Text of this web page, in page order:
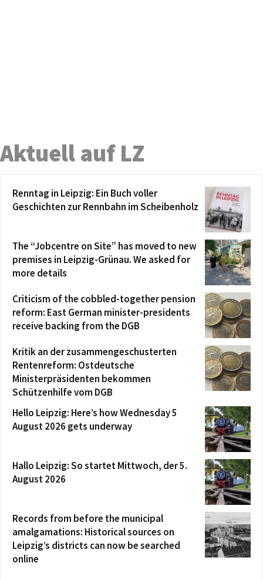
Aktuell auf LZ
Renntag in Leipzig: Ein Buch voller
Geschichten zur Rennbahn im Scheibenholz
The “Jobcentre on Site” has moved to new
premises in Leipzig-Grünau. We asked for
more details
Criticism of the cobbled-together pension
reform: East German minister-presidents
receive backing from the DGB
Kritik an der zusammengeschusterten
Rentenreform: Ostdeutsche
Ministerpräsidenten bekommen
Schützenhilfe vom DGB
Hello Leipzig: Here’s how Wednesday 5
August 2026 gets underway
Hallo Leipzig: So startet Mittwoch, der 5.
August 2026
Records from before the municipal
amalgamations: Historical sources on
Leipzig’s districts can now be searched
online